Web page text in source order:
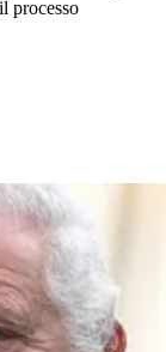
processo